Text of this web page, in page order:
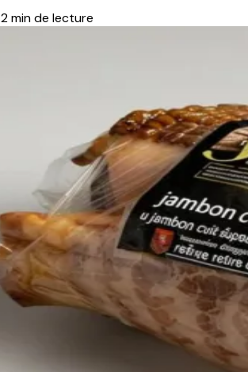
2 min de lecture